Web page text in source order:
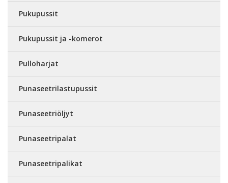
Pukupussit
Pukupussit ja -komerot
Pulloharjat
Punaseetrilastupussit
Punaseetriöljyt
Punaseetripalat
Punaseetripalikat